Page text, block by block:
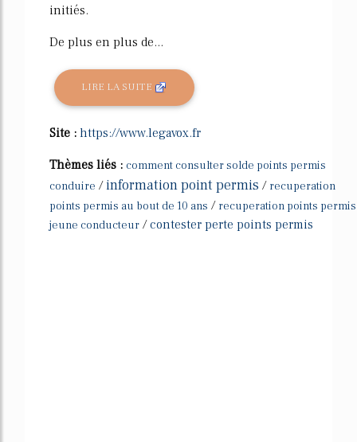
initiés.
De plus en plus de...
LIRE LA SUITE
Site : https://www.legavox.fr
Thèmes liés : comment consulter solde points permis
conduire /information point permis / recuperation
points permis au bout de 10 ans / recuperation points permis
jeune conducteur /contester perte points permis